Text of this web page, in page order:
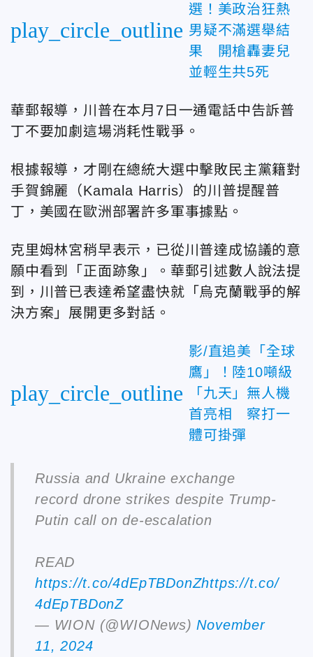
play_circle_outline
選！美政治狂熱
男疑不滿選舉結
果 開槍轟妻兒
並輕生共5死
華郵報導，川普在本月7日一通電話中告訴普
丁不要加劇這場消耗性戰爭。
根據報導，才剛在總統大選中擊敗民主黨籍對
手賀錦麗（Kamala Harris）的川普提醒普
丁，美國在歐洲部署許多軍事據點。
克里姆林宮稍早表示，已從川普達成協議的意
願中看到「正面跡象」。華郵引述數人說法提
到，川普已表達希望盡快就「烏克蘭戰爭的解
決方案」展開更多對話。
play_circle_outline
影/直追美「全球
鷹」！陸10噸級
「九天」無人機
首亮相 察打一
體可掛彈
Russia and Ukraine exchange
record drone strikes despite Trump-
Putin call on de-escalation
READ
https://t.co/4dEpTBDonZhttps://t.co/
4dEpTBDonZ
— WION (@WIONews)November
11, 2024